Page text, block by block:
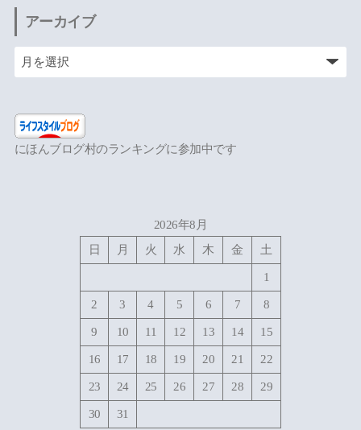
アーカイブ
にほんブログ村のランキングに参加中です
2026年8月
日
月 火 水 木 金 土
1
2 3 4 5 6 7 8
9 10 11 12 13 14 15
16 17 18 19 20 21 22
23 24 25 26 27 28 29
30 31